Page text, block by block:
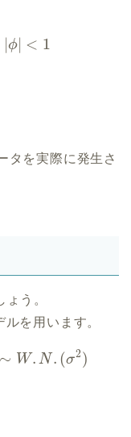
|ϕ| < 1
タを実際に発生さ
う。
を用います。
∼ W. N. (σ2)